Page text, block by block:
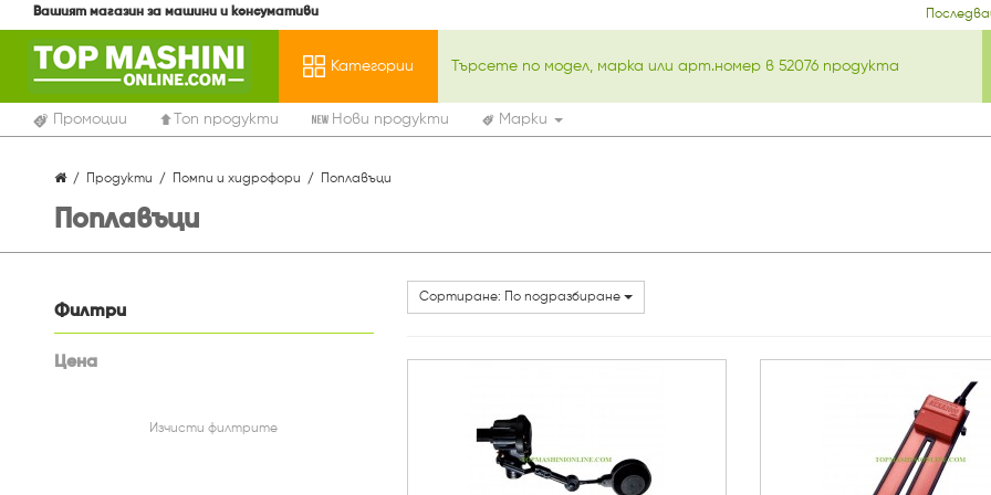
Вашият магазин за машини и консумативи
Категории
Промоции Топ продукти Нови продукти Марки
Продукти Помпи и хидрофори Поплавъци
Поплавъци
Филтри
Цена
Изчисти филтрите
Сортиране: По подразбиране